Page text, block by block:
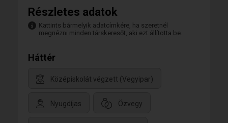
Részletes adatok
Kattints bármelyik adatcímkére, ha szeretnél
megnézni minden társkeresőt, aki ezt állította be.
Háttér
Középiskolát végzett (Vegyipar)
Nyugdíjas Özvegy